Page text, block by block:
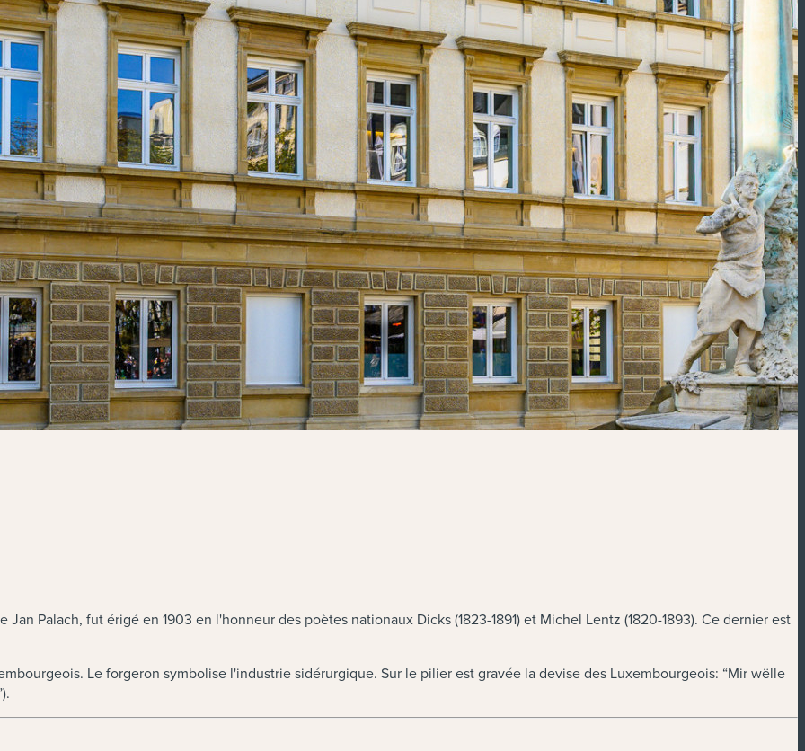
Jan Palach, fut érigé en 1903 en l'honneur des poètes nationaux Dicks (1823-1891) et Michel Lentz (1820-1893). Ce dernier est
Le forgeron symbolise l'industrie sidérurgique. Sur le pilier est gravée la devise des Luxembourgeois: “Mir wëlle